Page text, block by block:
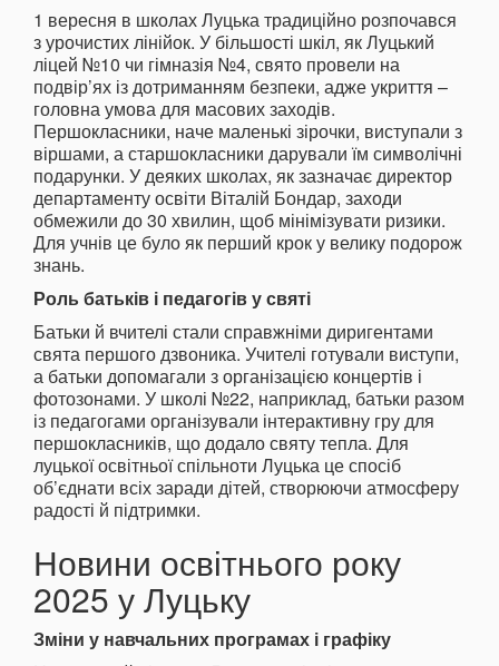
1 вересня в школах Луцька традиційно розпочався
з урочистих лінійок. У більшості шкіл, як Луцький
ліцей №10 чи гімназія №4, свято провели на
подвір’ях із дотриманням безпеки, адже укриття –
головна умова для масових заходів.
Першокласники, наче маленькі зірочки, виступали з
віршами, а старшокласники дарували їм символічні
подарунки. У деяких школах, як зазначає директор
департаменту освіти Віталій Бондар, заходи
обмежили до 30 хвилин, щоб мінімізувати ризики.
Для учнів це було як перший крок у велику подорож
знань.
Роль батьків і педагогів у святі
Батьки й вчителі стали справжніми диригентами
свята першого дзвоника. Учителі готували виступи,
а батьки допомагали з організацією концертів і
фотозонами. У школі №22, наприклад, батьки разом
із педагогами організували інтерактивну гру для
першокласників, що додало святу тепла. Для
луцької освітньої спільноти Луцька це спосіб
об’єднати всіх заради дітей, створюючи атмосферу
радості й підтримки.
Новини освітнього року
2025 у Луцьку
Зміни у навчальних програмах і графіку